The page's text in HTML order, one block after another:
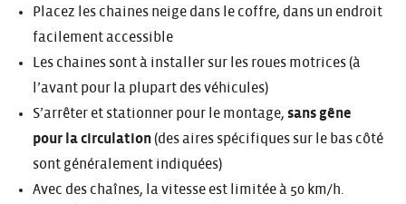
Placez les chaines neige dans le coffre, dans un endroit
facilement accessible
Les chaines sont à installer sur les roues motrices (à
l’avant pour la plupart des véhicules)
S’arrêter et stationner pour le montage, sans gêne
pour la circulation(des aires spécifiques sur le bas côté
sont généralement indiquées)
Avec des chaînes, la vitesse est limitée à 50 km/h.